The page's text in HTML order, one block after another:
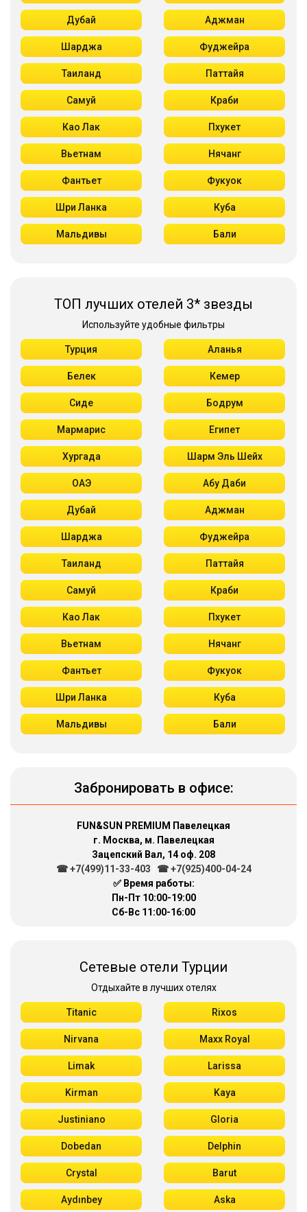
Дубай Аджман
Шарджа Фуджейра
Таиланд Паттайя
Самуй Краби
Као Лак Пхукет
Вьетнам Нячанг
Фантьет Фукуок
Шри Ланка Куба
Мальдивы Бали
ТОП лучших отелей 3* звезды
Используйте удобные фильтры
Турция Аланья
Белек Кемер
Сиде Бодрум
Мармарис Египет
Хургада Шарм Эль Шейх
ОАЭ Абу Даби
Дубай Аджман
Шарджа Фуджейра
Таиланд Паттайя
Самуй Краби
Као Лак Пхукет
Вьетнам Нячанг
Фантьет Фукуок
Шри Ланка Куба
Мальдивы Бали
Забронировать в офисе:
FUN&SUN PREMIUM Павелецкая
г. Москва, м. Павелецкая
Зацепский Вал, 14 оф. 208
☎ +7(499)11-33-403
☎ +7(925)400-04-24
✅ Время работы:
Пн-Пт 10:00-19:00
Сб-Вс 11:00-16:00
Сетевые отели Турции
Отдыхайте в лучших отелях
Titanic Rixos
Nirvana Maxx Royal
Limak Larissa
Kirman Kaya
Justiniano Gloria
Dobedan Delphin
Crystal Barut
Aydınbey Aska